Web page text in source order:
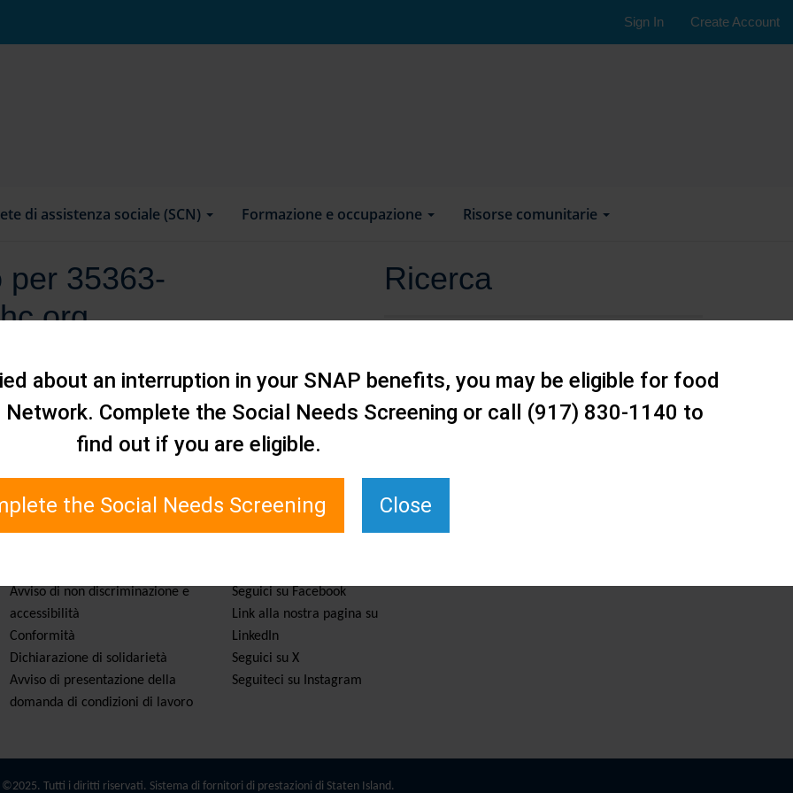
di assistenza sociale (SCN) Formazione e occupazione Risorse comunitarie
per 35363-
Ricerca
Avviso di non discriminazione e
accessibilità
Conformità
Dichiarazione di solidarietà
Avviso di presentazione della
domanda di condizioni di lavoro
Seguici su Facebook
Link alla nostra pagina su
LinkedIn
Seguici su X
Seguiteci su Instagram
©2025. Tutti i diritti riservati. Sistema di fornitori di prestazioni di Staten Island.
Sign In Create Account
about an interruption in your SNAP benefits, you may be eligible for food
Complete the Social Needs Screening or call (917) 830-1140 to
find out if you are eligible.
the Social Needs Screening Close